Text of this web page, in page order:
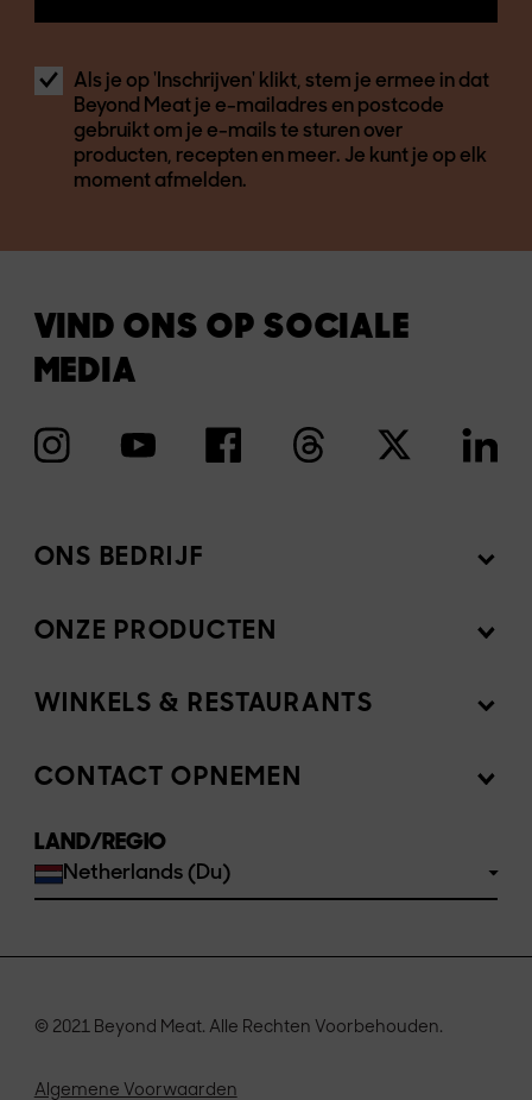
Als je op 'Inschrijven' klikt, stem je ermee in dat
Beyond Meat je e-mailadres en postcode
gebruikt om je e-mails te sturen over
producten, recepten en meer. Je kunt je op elk
moment afmelden.
VIND ONS OP SOCIALE
MEDIA
ONS BEDRIJF
Missie
Newsroom
Investeerders
Werken bij Beyond Meat EMEA
ONZE PRODUCTEN
Producten
Ingrediënten
Recepten
Waar te koop
WINKELS & RESTAURANTS
Verkoop onze producten
CONTACT OPNEMEN
Veelgestelde Vragen
LAND/REGIO
Netherlands (Du)
© 2021 Beyond Meat. Alle Rechten Voorbehouden.
Algemene Voorwaarden